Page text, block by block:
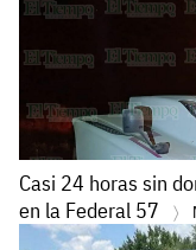
Casi 24 horas sin
en la Federal 57